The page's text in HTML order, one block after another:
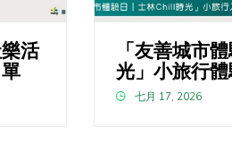
活
「友善城市
光」小旅行
七月 17, 2026